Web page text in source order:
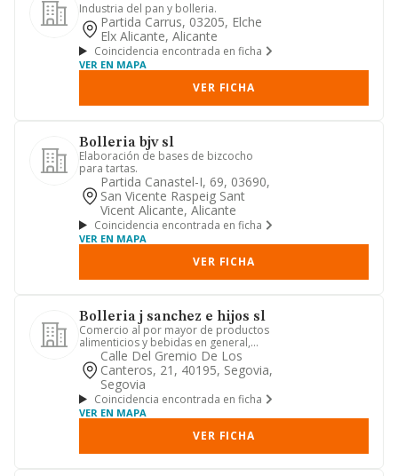
Industria del pan y bolleria.
Partida Carrus, 03205, Elche
Elx Alicante, Alicante
Coincidencia encontrada en ficha
VER EN MAPA
VER FICHA
Bolleria bjv sl
Elaboración de bases de bizcocho
para tartas.
Partida Canastel-I, 69, 03690,
San Vicente Raspeig Sant
Vicent Alicante, Alicante
Coincidencia encontrada en ficha
VER EN MAPA
VER FICHA
Bolleria j sanchez e hijos sl
Comercio al por mayor de productos
alimenticios y bebidas en general,
bollería, congelados y charcu...
Calle Del Gremio De Los
Canteros, 21, 40195, Segovia,
Segovia
Coincidencia encontrada en ficha
VER EN MAPA
VER FICHA